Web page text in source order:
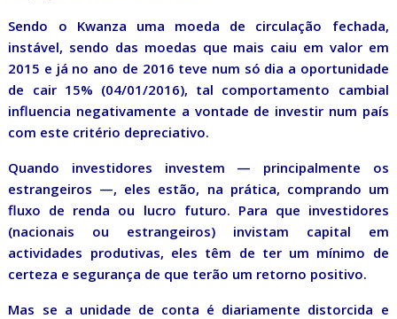
Sendo o Kwanza uma moeda de circulação fechada,
instável, sendo das moedas que mais caiu em valor em
2015 e já no ano de 2016 teve num só dia a oportunidade
de cair 15% (04/01/2016), tal comportamento cambial
influencia negativamente a vontade de investir num país
com este critério depreciativo.
Quando investidores investem — principalmente os
estrangeiros —, eles estão, na prática, comprando um
fluxo de renda ou lucro futuro. Para que investidores
(nacionais ou estrangeiros) invistam capital em
actividades produtivas, eles têm de ter um mínimo de
certeza e segurança de que terão um retorno positivo.
Mas se a unidade de conta é diariamente distorcida e